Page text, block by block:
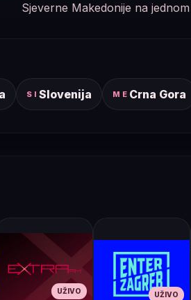
Sjeverne Makedonije na
SI Slovenija ME Crna Gora
UŽIVO UŽIVO